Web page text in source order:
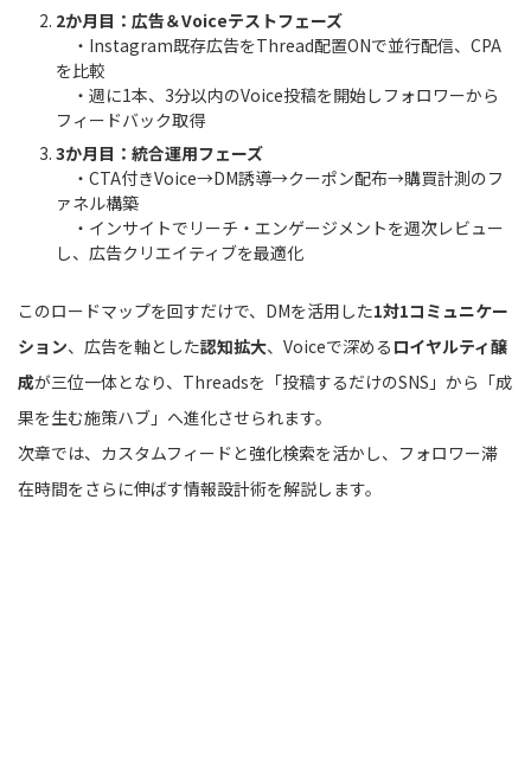
2か月目：広告＆Voiceテストフェーズ
・Instagram既存広告をThread配置ONで並行配信、CPA
を比較
・週に1本、3分以内のVoice投稿を開始しフォロワーから
フィードバック取得
3か月目：統合運用フェーズ
・CTA付きVoice→DM誘導→クーポン配布→購買計測のフ
ァネル構築
・インサイトでリーチ・エンゲージメントを週次レビュー
し、広告クリエイティブを最適化
このロードマップを回すだけで、DMを活用した1対1コミュニケー
ション、広告を軸とした認知拡大、Voiceで深める ロイヤルティ醸
成が三位一体となり、Threadsを「投稿するだけのSNS」から「成
果を生む施策ハブ」へ進化させられます。
次章では、カスタムフィードと強化検索を活かし、フォロワー滞
在時間をさらに伸ばす情報設計術を解説します。